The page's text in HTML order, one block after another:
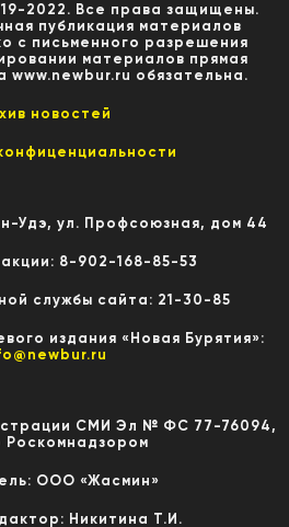
2022. Все права защищены.
публикация материалов
с письменного разрешения
материалов прямая
www.newbur.ru обязательна.
новостей
Удэ, ул. Профсоюзная, дом 44
8-902-168-85-53
службы сайта: 21-30-85
издания «Новая Бурятия»:
СМИ Эл № ФС 77-76094,
Роскомнадзором
ООО «Жасмин»
Никитина Т.И.